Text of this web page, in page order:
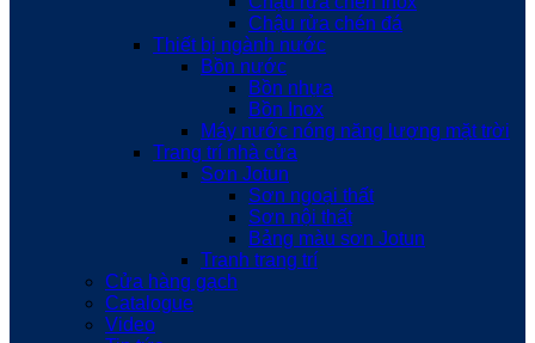
Chậu rửa chén đá
Thiết bị ngành nước
Bồn nước
Bồn nhựa
Bồn Inox
Máy nước nóng năng lượng mặt trời
Trang trí nhà cửa
Sơn Jotun
Sơn ngoại thất
Sơn nội thất
Bảng màu sơn Jotun
Tranh trang trí
Cửa hàng gạch
Catalogue
Video